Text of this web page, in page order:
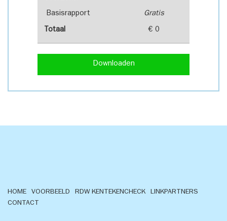
Basisrapport Gratis
Totaal € 0
Downloaden
HOME VOORBEELD RDW KENTEKENCHECK
LINKPARTNERS
CONTACT